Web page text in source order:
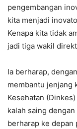
pengembangan
kita menjadi
Kenapa kita tidak
jadi tiga wakil
Ia berharap,
membantu jenjang
Kesehatan
kalah saing
berharap ke depan